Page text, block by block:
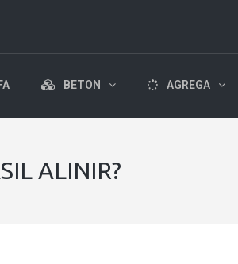
BETON AGREGA
ALINIR?